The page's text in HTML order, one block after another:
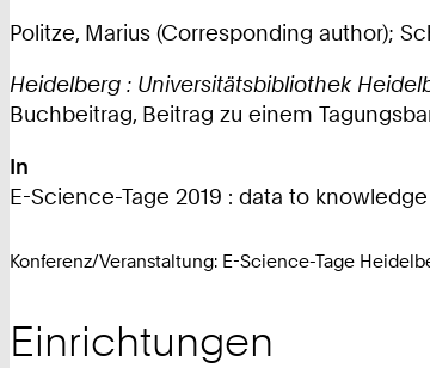
Politze, Marius (Corresponding author);
Heidelberg : Universitätsbibliothek
Buchbeitrag, Beitrag zu einem
In
E-Science-Tage 2019 : data to
Konferenz/Veranstaltung: E-Science-Tage
Einrichtungen